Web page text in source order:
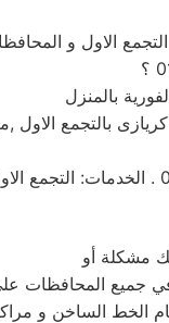
بالمنزل
بالتجمع الاول
مشكلة أو
في جميع المحافظات
الخط الساخن و